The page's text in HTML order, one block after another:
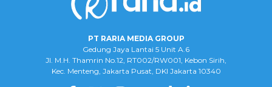
PT RARIA MEDIA GROUP
Gedung Jaya Lantai 5 Unit A.6
Jl. M.H. Thamrin No.12, RT002/RW001, Kebon Sirih,
Kec. Menteng, Jakarta Pusat, DKI Jakarta 10340